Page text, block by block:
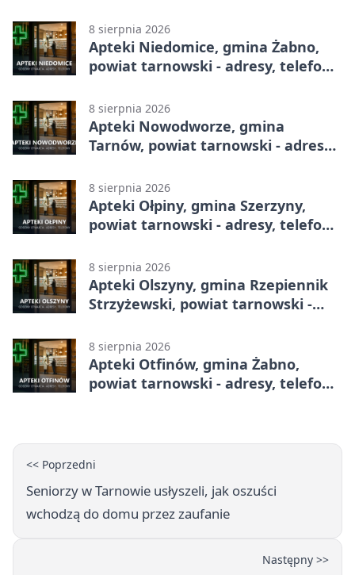
8 sierpnia 2026
Apteki Niedomice, gmina Żabno,
powiat tarnowski - adresy, telefony,
8 sierpnia 2026
Apteki Nowodworze, gmina
Tarnów, powiat tarnowski - adresy,
8 sierpnia 2026
Apteki Ołpiny, gmina Szerzyny,
powiat tarnowski - adresy, telefony,
8 sierpnia 2026
Apteki Olszyny, gmina Rzepiennik
Strzyżewski, powiat tarnowski -
8 sierpnia 2026
Apteki Otfinów, gmina Żabno,
powiat tarnowski - adresy, telefony,
<< Poprzedni
Seniorzy w Tarnowie usłyszeli, jak oszuści
wchodzą do domu przez zaufanie
Następny >>